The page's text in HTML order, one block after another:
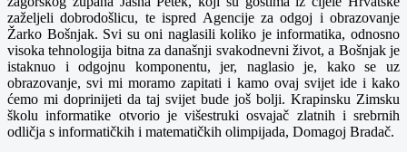
zaželjeli dobrodošlicu, te ispred Agencije za odgoj i obrazovanje
Žarko Bošnjak. Svi su oni naglasili koliko je informatika, odnosno
visoka tehnologija bitna za današnji svakodnevni život, a Bošnjak je
istaknuo i odgojnu komponentu, jer, naglasio je, kako se uz
obrazovanje, svi mi moramo zapitati i kamo ovaj svijet ide i kako
ćemo mi doprinijeti da taj svijet bude još bolji. Krapinsku Zimsku
školu informatike otvorio je višestruki osvajač zlatnih i srebrnih
odličja s informatičkih i matematičkih olimpijada, Domagoj Bradač.